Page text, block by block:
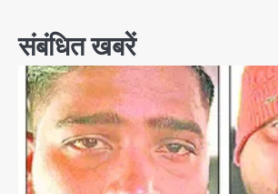
संबंधित खबरें